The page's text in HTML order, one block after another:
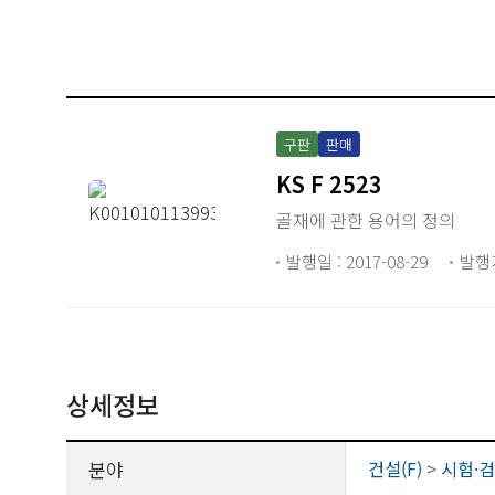
구판 판매
KS F 2523
골재에 관한 용어의 정의
발행일 : 2017-08-29 발
상세정보
분야 건설(F) > 시험·